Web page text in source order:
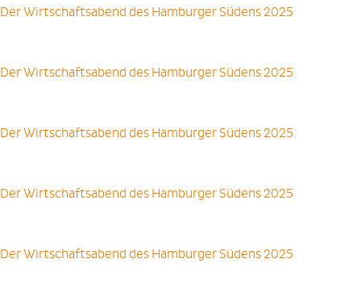
Der Wirtschaftsabend des Hamburger Südens 2025
Der Wirtschaftsabend des Hamburger Südens 2025
Der Wirtschaftsabend des Hamburger Südens 2025
Der Wirtschaftsabend des Hamburger Südens 2025
Der Wirtschaftsabend des Hamburger Südens 2025